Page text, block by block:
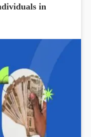
in